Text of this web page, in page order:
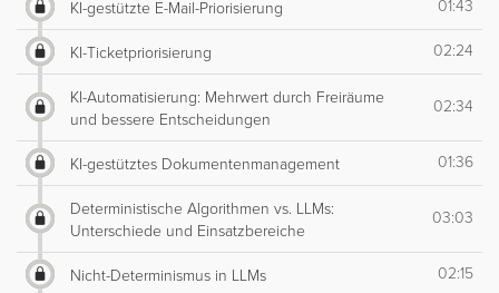
KI-gestützte E-Mail-Priorisierung 01:43
KI-Ticketpriorisierung 02:24
KI-Automatisierung: Mehrwert durch Freiräume
und bessere Entscheidungen
02:34
KI-gestütztes Dokumentenmanagement 01:36
Deterministische Algorithmen vs. LLMs:
Unterschiede und Einsatzbereiche
03:03
Nicht-Determinismus in LLMs 02:15